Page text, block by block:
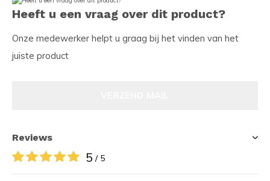
Heeft u een vraag over dit product?
Onze medewerker helpt u graag bij het vinden van het
juiste product
Reviews
5 / 5